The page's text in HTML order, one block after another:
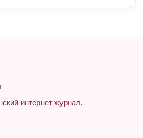
интернет журнал.